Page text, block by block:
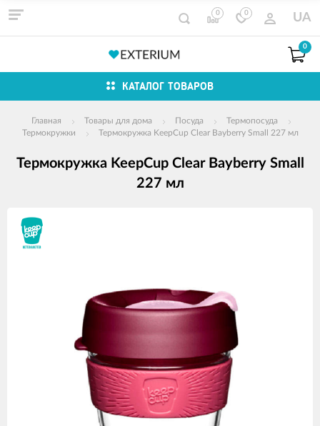
0 0 UA
0
КАТАЛОГ ТОВАРОВ
Главная Товары для дома Посуда
Термопосуда
Термокружки
Термокружка KeepCup Clear Bayberry Small 227 мл
Термокружка KeepCup Clear Bayberry Small
227 мл
Изображения
товаров